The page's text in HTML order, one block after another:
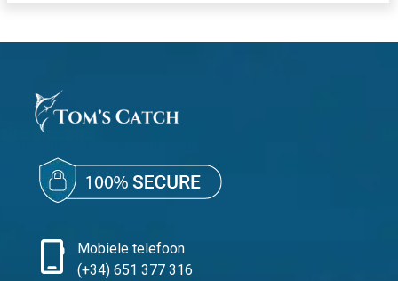
phone_iphone
Mobiele telefoon
(+34) 651 377 316